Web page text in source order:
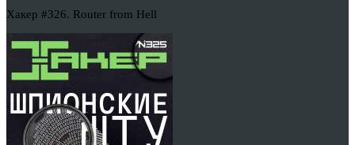
Хакер #326. Router from Hell